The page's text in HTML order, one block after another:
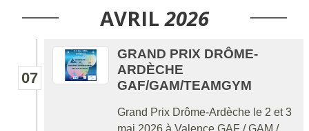
AVRIL 2026
07
GRAND PRIX DRÔME-
ARDÈCHE
GAF/GAM/TEAMGYM
Grand Prix Drôme-Ardèche le 2 et 3
mai 2026 à Valence GAF / GAM /